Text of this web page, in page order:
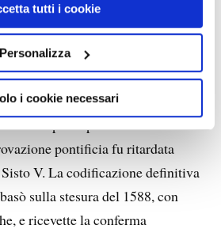
tutti i cookie
Personalizza
i cookie necessari
stesura delle Costituzioni,
sebbene San Filippo non ne
durante la sua vita; voleva
spazio per eventuali
pontificia fu ritardata
V. La codificazione definitiva
sulla stesura del 1588, con
e ricevette la conferma